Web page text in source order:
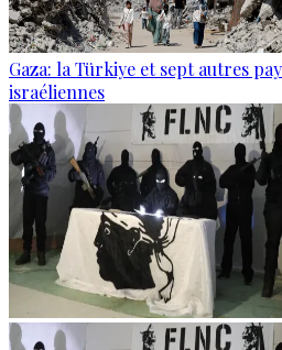
Gaza: la Türkiye et sept autres
israéliennes